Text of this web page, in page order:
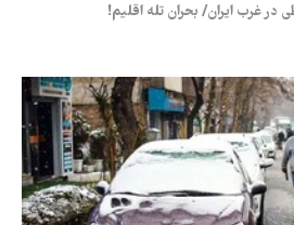
غرب ایران/ بحران تله اقلیم!